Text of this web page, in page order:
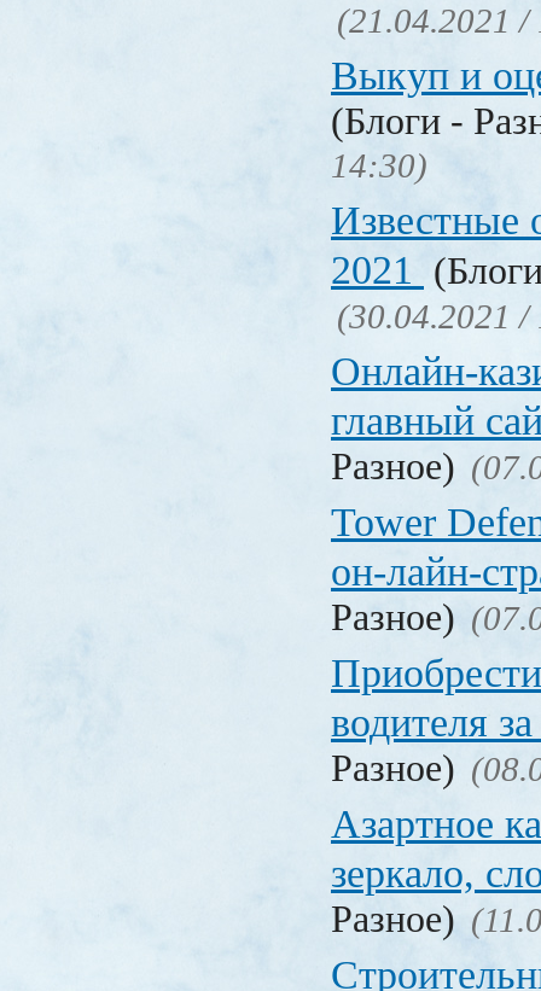
(21.04.2021 /
Выкуп и
(Блоги -
14:30)
Известные
2021
(30.04.2021 /
Онлайн-
главный
Разное)
Tower
он-лайн-
Разное)
водителя
Разное)
Азартное
зеркало,
Разное)